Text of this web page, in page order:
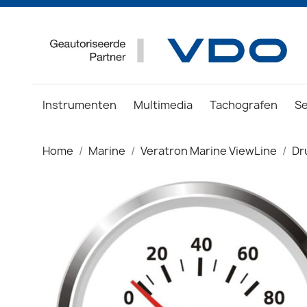
Instrumenten Multimedia Tachografen
Home Marine Veratron Marine ViewLine